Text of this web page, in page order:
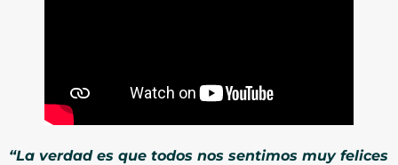
“La verdad es que todos nos sentimos muy felices